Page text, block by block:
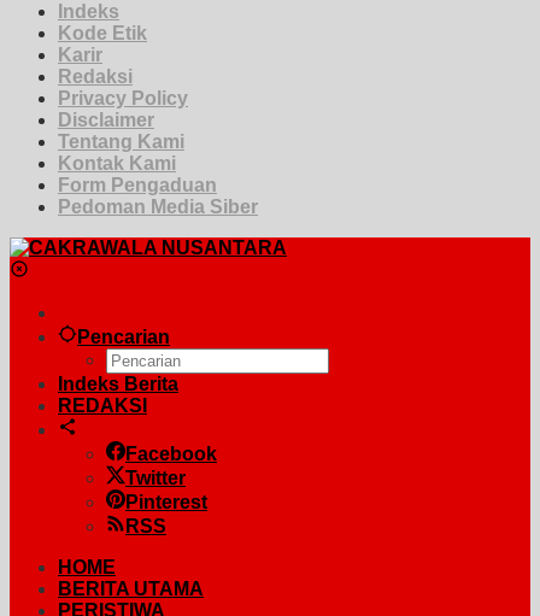
Indeks
Kode Etik
Karir
Redaksi
Privacy Policy
Disclaimer
Tentang Kami
Kontak Kami
Form Pengaduan
Pedoman Media Siber
Pencarian
Indeks Berita
REDAKSI
Facebook
Twitter
Pinterest
RSS
HOME
BERITA UTAMA
PERISTIWA